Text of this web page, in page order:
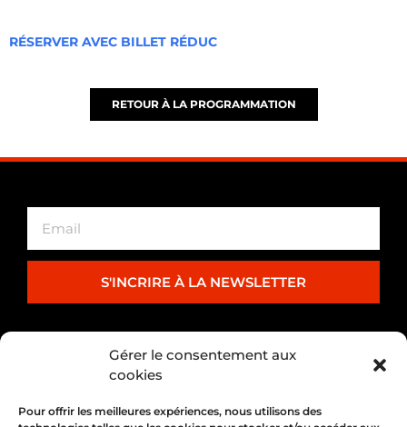
Gérer le consentement aux
cookies
Pour offrir les meilleures expériences, nous utilisons des
RÉSERVER AVEC BILLET RÉDUC
RETOUR À LA PROGRAMMATION
S'INCRIRE À LA NEWSLETTER
PARTENARIAT